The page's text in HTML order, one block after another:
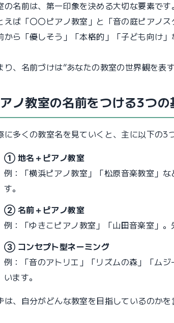
の名前は、第一印象を決める大切な要素です。
えば「〇〇ピアノ教室」と「音の庭ピアノ
から「優しそう」「本格的」「子ども向け
り、名前づけは“あなたの教室の世界観を表
ノ教室の名前をつける3つの
に多くの教室名を見ていくと、主に以下の3
① 地名＋ピアノ教室
例：「横浜ピアノ教室」「松原音楽教室」
す。
② 名前＋ピアノ教室
例：「ゆきこピアノ教室」「山田音楽室」
③ コンセプト型ネーミング
例：「音のアトリエ」「リズムの森」「ム
います。
は、自分がどんな教室を目指しているのか